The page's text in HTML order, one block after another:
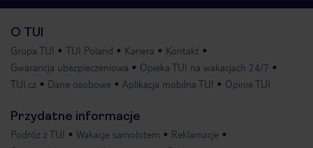
O TUI
Grupa TUI TUI Poland Kariera
Kontakt
Gwarancja ubezpieczeniowa
Opieka TUI na wakacjach 24/7
TUI.cz
Dane osobowe Aplikacja mobilna TUI Opinie TUI
Przydatne informacje
Podróż z TUI Wakacje samolotem
Reklamacje